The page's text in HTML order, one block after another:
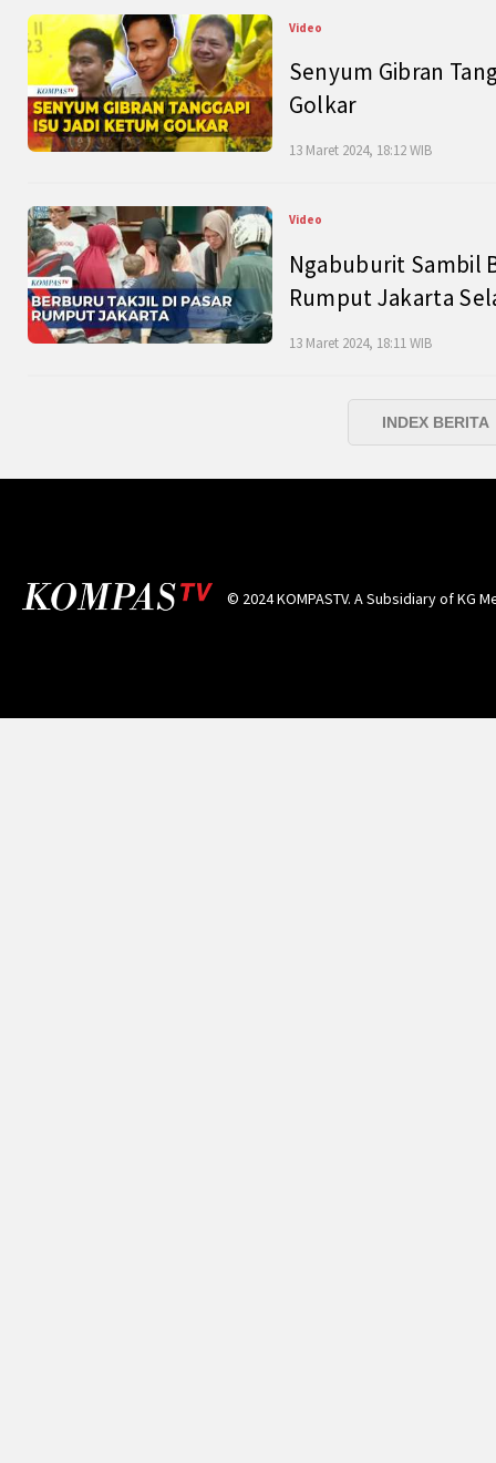
Video
Senyum Gibran
Golkar
13 Maret 2024, 18:12 WIB
Video
Ngabuburit Sambil
Rumput Jakarta
13 Maret 2024, 18:11 WIB
INDEX BERITA
© 2024 KOMPASTV. A Subsidiary ofKG